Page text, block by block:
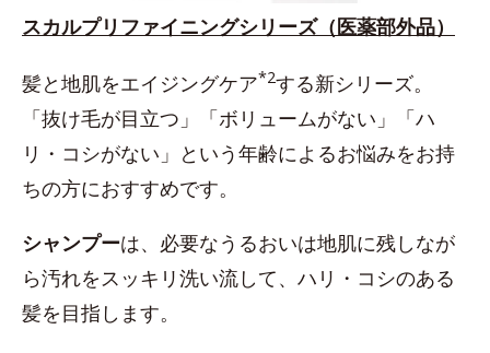
スカルプリファイニングシリーズ（医薬部外品）
髪と地肌をエイジングケア*2する新シリーズ。
「抜け毛が目立つ」「ボリュームがない」「ハ
リ・コシがない」という年齢によるお悩みをお持
ちの方におすすめです。
シャンプーは、必要なうるおいは地肌に残しなが
ら汚れをスッキリ洗い流して、ハリ・コシのある
髪を目指します。